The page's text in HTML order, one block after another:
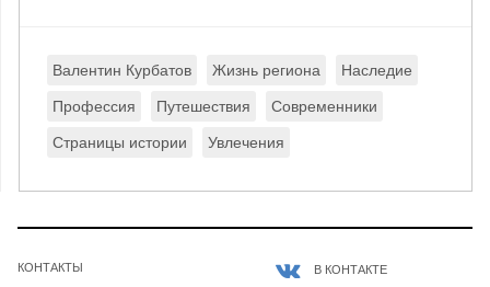
Валентин Курбатов Жизнь региона Наследие
Профессия Путешествия Современники
Страницы истории Увлечения
КОНТАКТЫ В КОНТАКТЕ